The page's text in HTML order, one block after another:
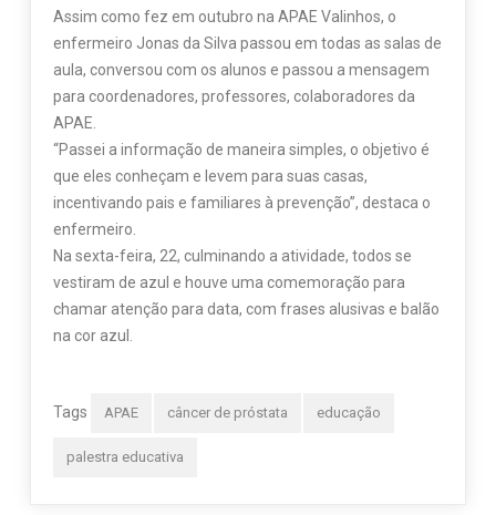
Assim como fez em outubro na APAE Valinhos, o
enfermeiro Jonas da Silva passou em todas as salas de
aula, conversou com os alunos e passou a mensagem
para coordenadores, professores, colaboradores da
APAE.
“Passei a informação de maneira simples, o objetivo é
que eles conheçam e levem para suas casas,
incentivando pais e familiares à prevenção”, destaca o
enfermeiro.
Na sexta-feira, 22, culminando a atividade, todos se
vestiram de azul e houve uma comemoração para
chamar atenção para data, com frases alusivas e balão
na cor azul.
Tags APAE câncer de próstata educação
palestra educativa